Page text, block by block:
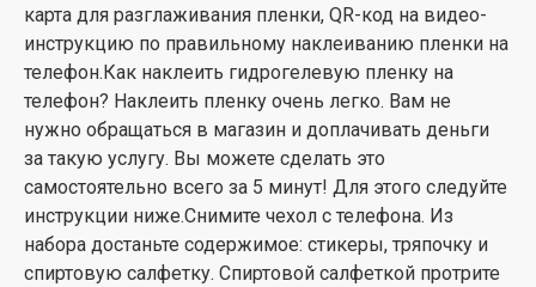
карта для разглаживания пленки, QR-код на видео-
инструкцию по правильному наклеиванию пленки на
телефон.Как наклеить гидрогелевую пленку на
телефон? Наклеить пленку очень легко. Вам не
нужно обращаться в магазин и доплачивать деньги
за такую услугу. Вы можете сделать это
самостоятельно всего за 5 минут! Для этого следуйте
инструкции ниже.Снимите чехол с телефона. Из
набора достаньте содержимое: стикеры, тряпочку и
спиртовую салфетку. Спиртовой салфеткой протрите